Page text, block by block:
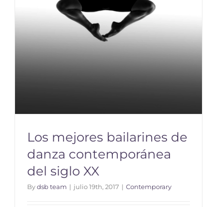
Los mejores bailarines de
danza contemporánea
del siglo XX
Bydsb team | julio 19th, 2017 | Contemporary